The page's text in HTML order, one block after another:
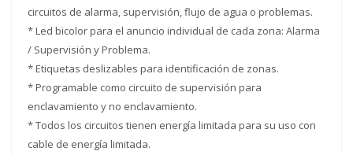
circuitos de alarma, supervisión, flujo de agua o problemas.
* Led bicolor para el anuncio individual de cada zona: Alarma
/ Supervisión y Problema.
* Etiquetas deslizables para identificación de zonas.
* Programable como circuito de supervisión para
enclavamiento y no enclavamiento.
* Todos los circuitos tienen energía limitada para su uso con
cable de energía limitada.